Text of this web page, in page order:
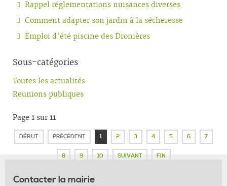
Rappel réglementations nuisances diverses
Comment adapter son jardin à la sécheresse
Emploi d'été piscine des Dronières
Sous-catégories
Toutes les actualités
Reunions publiques
Page 1 sur 11
DÉBUT PRÉCÉDENT 1 2 3 4 5 6 7
8 9 10 SUIVANT FIN
Contacter la mairie